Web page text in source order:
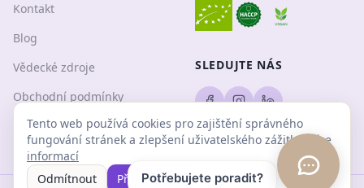
Kontakt
Blog
Vědecké zdroje
Obchodní podmínky
Ochrana osobních údajů
SLEDUJTE NÁS
Tento web používá cookies pro zajištění správného
fungování stránek a zlepšení uživatelského zážitku. Více
informací
Odmítnout
Přijmout vše
Potřebujete poradit?